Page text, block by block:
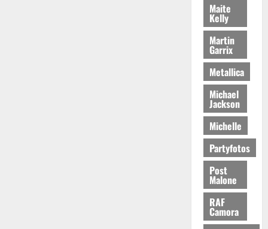
Maite
Kelly
Martin
Garrix
Metallica
Michael
Jackson
Michelle
Partyfotos
Post
Malone
RAF
Camora